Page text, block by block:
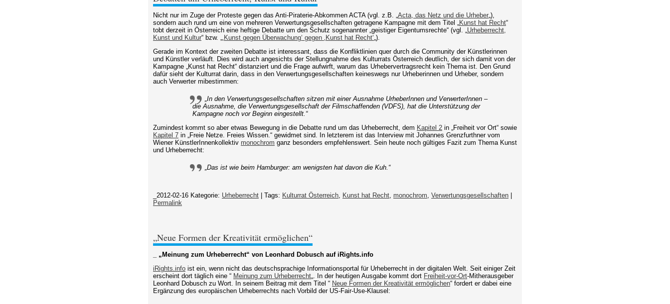
Nicht nur im Zuge der Proteste gegen das Anti-Piraterie-Abkommen ACTA (vgl. z.B. „Acta, das Netz und die Urheber„),
sondern auch rund um eine von mehreren Verwertungsgesellschaften getragene Kampagne mit dem Titel „Kunst hat Recht“
tobt derzeit in Österreich eine heftige Debatte um den Schutz sogenannter „geistiger Eigentumsrechte“ (vgl. „Urheberrecht,
Kunst und Kultur“ bzw. „‚Kunst gegen Überwachung‘ gegen ‚Kunst hat Recht‘„).
Gerade im Kontext der zweiten Debatte ist interessant, dass die Konfliktlinien quer durch die Community der Künstlerinnen
und Künstler verläuft. Dies wird auch angesichts der Stellungnahme des Kulturrats Österreich deutlich, der sich damit von der
Kampagne „Kunst hat Recht“ distanziert und die Frage aufwirft, warum das Urhebervertragsrecht kein Thema ist. Den Grund
dafür sieht der Kulturrat darin, dass in den Verwertungsgesellschaften keineswegs nur Urheberinnen und Urheber, sondern
auch Verwerter mibestimmen:
„In den Verwertungsgesellschaften sitzen mit einer Ausnahme UrheberInnen und VerwerterInnen –
die Ausnahme, die Verwertungsgesellschaft der Filmschaffenden (VDFS), hat die Unterstützung der
Kampagne noch vor Beginn eingestellt.“
Zumindest kommt so aber etwas Bewegung in die Debatte rund um das Urheberrecht, dem Kapitel 2 in „Freiheit vor Ort“ sowie
Kapitel 7 in „Freie Netze. Freies Wissen.“ gewidmet sind. In letzterem ist das Interview mit Johannes Grenzfurthner vom
Wiener KünstlerInnenkollektiv monochrom ganz besonders empfehlenswert. Sein heute noch gültiges Fazit zum Thema Kunst
und Urheberrecht:
„Das ist wie beim Hamburger: am wenigsten hat davon die Kuh.“
_2012-02-16 Kategorie: Urheberrecht | Tags: Kulturrat Österreich, Kunst hat Recht, monochrom, Verwertungsgesellschaften
Permalink
„Neue Formen der Kreativität ermöglichen“
_ „Meinung zum Urheberrecht“ von Leonhard Dobusch auf iRights.info
iRights.info ist ein, wenn nicht das deutschsprachige Informationsportal für Urheberrecht in der digitalen Welt. Seit einiger Zeit
erscheint dort täglich eine “ Meinung zum Urheberrecht„. In der heutigen Ausgabe kommt dort Freiheit-vor-Ort-Mitherausgeber
Leonhard Dobusch zu Wort. In seinem Beitrag mit dem Titel “ Neue Formen der Kreativität ermöglichen“ fordert er dabei eine
Ergänzung des europäischen Urheberrechts nach Vorbild der US-Fair-Use-Klausel: